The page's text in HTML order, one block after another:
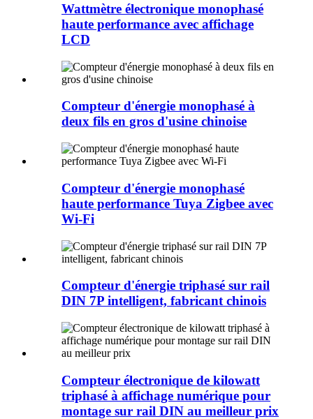
Wattmètre électronique monophasé
haute performance avec affichage
LCD
Compteur d'énergie monophasé à
deux fils en gros d'usine chinoise
Compteur d'énergie monophasé
haute performance Tuya Zigbee avec
Wi-Fi
Compteur d'énergie triphasé sur rail
DIN 7P intelligent, fabricant chinois
Compteur électronique de kilowatt
triphasé à affichage numérique pour
montage sur rail DIN au meilleur prix